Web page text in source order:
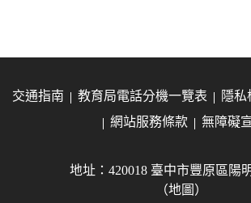
交通指南 教育局電話分機一覽表
隱
網站服務條款
無障礙
地址：420018 臺中市豐原區陽
（地圖）